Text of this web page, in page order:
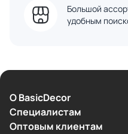
Большой
удобным
О BasicDecor
Cпециалистам
Оптовым клиентам